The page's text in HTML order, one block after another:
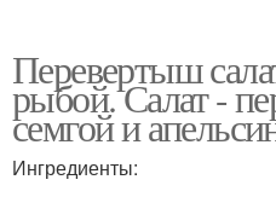
Перевертыш
рыбой. Салат -
семгой и
Ингредиенты: